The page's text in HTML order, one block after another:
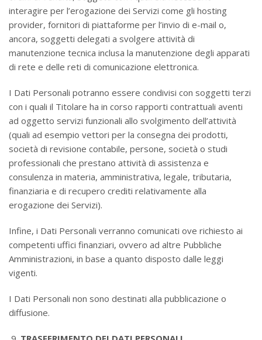
interagire per l’erogazione dei Servizi come gli hosting
provider, fornitori di piattaforme per l’invio di e-mail o,
ancora, soggetti delegati a svolgere attività di
manutenzione tecnica inclusa la manutenzione degli apparati
di rete e delle reti di comunicazione elettronica.
I Dati Personali potranno essere condivisi con soggetti terzi
con i quali il Titolare ha in corso rapporti contrattuali aventi
ad oggetto servizi funzionali allo svolgimento dell’attività
(quali ad esempio vettori per la consegna dei prodotti,
società di revisione contabile, persone, società o studi
professionali che prestano attività di assistenza e
consulenza in materia, amministrativa, legale, tributaria,
finanziaria e di recupero crediti relativamente alla
erogazione dei Servizi).
Infine, i Dati Personali verranno comunicati ove richiesto ai
competenti uffici finanziari, ovvero ad altre Pubbliche
Amministrazioni, in base a quanto disposto dalle leggi
vigenti.
I Dati Personali non sono destinati alla pubblicazione o
diffusione.